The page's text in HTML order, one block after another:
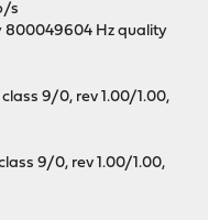
s
800049604 Hz quality
9/0, rev 1.00/1.00,
9/0, rev 1.00/1.00,